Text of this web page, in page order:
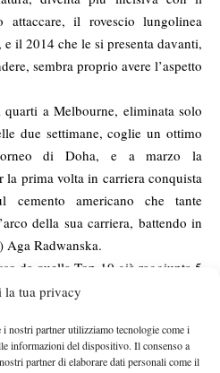
la tua privacy
nostri partner utilizziamo tecnologie come i
informazioni del dispositivo. Il consenso a
partner di elaborare dati personali come il
attaccare, il rovescio lungolinea
il 2014 che le si presenta davanti,
sembra proprio avere l’aspetto
a Melbourne, eliminata solo
due settimane, coglie un ottimo
di Doha, e a marzo la
la prima volta in carriera conquista
cemento americano che tante
della sua carriera, battendo in
Aga Radwanska.
da quella Top-10 già raggiunta 5
non raccoglie molto a Parigi e
una inaspettata e fantastica